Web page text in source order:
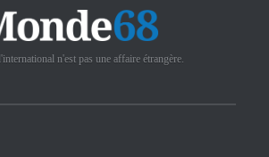
n'est pas une affaire étrangère.